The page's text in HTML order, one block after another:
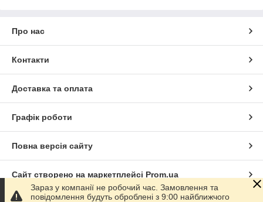
Про нас
Контакти
Доставка та оплата
Графік роботи
Повна версія сайту
Сайт створено на маркетплейсі Prom.ua
Зараз у компанії не робочий час. Замовлення та
повідомлення будуть оброблені з 9:00 найближчого